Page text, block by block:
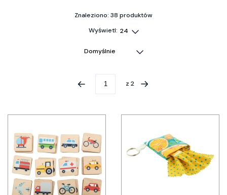
Znaleziono: 38 produktów
Wyświetl:
z 2